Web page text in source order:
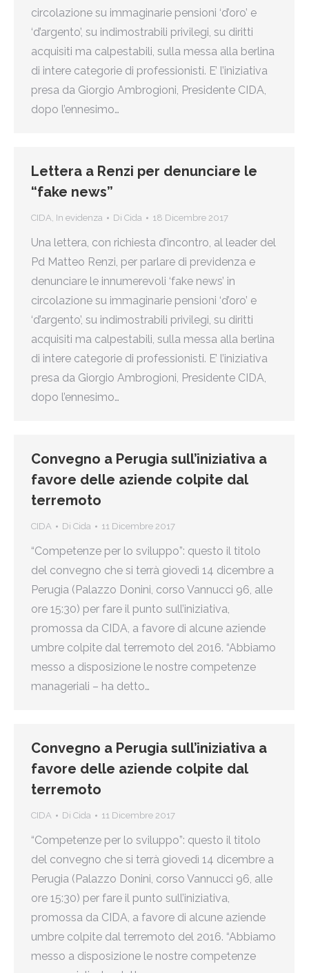
circolazione su immaginarie pensioni ‘d’oro’ e
‘d’argento’, su indimostrabili privilegi, su diritti
acquisiti ma calpestabili, sulla messa alla berlina
di intere categorie di professionisti. E’ l’iniziativa
presa da Giorgio Ambrogioni, Presidente CIDA,
dopo l’ennesimo…
Lettera a Renzi per denunciare le
“fake news”
CIDA, In evidenza Di Cida 18 Dicembre 2017
Una lettera, con richiesta d’incontro, al leader del
Pd Matteo Renzi, per parlare di previdenza e
denunciare le innumerevoli ‘fake news’ in
circolazione su immaginarie pensioni ‘d’oro’ e
‘d’argento’, su indimostrabili privilegi, su diritti
acquisiti ma calpestabili, sulla messa alla berlina
di intere categorie di professionisti. E’ l’iniziativa
presa da Giorgio Ambrogioni, Presidente CIDA,
dopo l’ennesimo…
Convegno a Perugia sull’iniziativa a
favore delle aziende colpite dal
terremoto
CIDA Di Cida 11 Dicembre 2017
“Competenze per lo sviluppo”: questo il titolo
del convegno che si terrà giovedì 14 dicembre a
Perugia (Palazzo Donini, corso Vannucci 96, alle
ore 15:30) per fare il punto sull’iniziativa,
promossa da CIDA, a favore di alcune aziende
umbre colpite dal terremoto del 2016. “Abbiamo
messo a disposizione le nostre competenze
manageriali – ha detto…
Convegno a Perugia sull’iniziativa a
favore delle aziende colpite dal
terremoto
CIDA Di Cida 11 Dicembre 2017
“Competenze per lo sviluppo”: questo il titolo
del convegno che si terrà giovedì 14 dicembre a
Perugia (Palazzo Donini, corso Vannucci 96, alle
ore 15:30) per fare il punto sull’iniziativa,
promossa da CIDA, a favore di alcune aziende
umbre colpite dal terremoto del 2016. “Abbiamo
messo a disposizione le nostre competenze